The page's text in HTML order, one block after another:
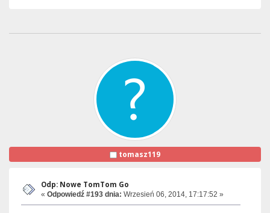
tomasz119
Odp: Nowe TomTom Go
« Odpowiedź #193 dnia: Wrzesień 06, 2014, 17:17:52 »